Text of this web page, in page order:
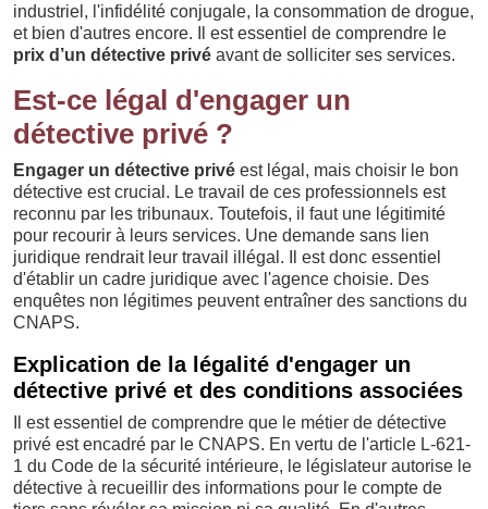
industriel, l'infidélité conjugale, la consommation de drogue,
et bien d'autres encore. Il est essentiel de comprendre le
prix d’un détective privé avant de solliciter ses services.
Est-ce légal d'engager un
détective privé ?
Engager un détective privé est légal, mais choisir le bon
détective est crucial. Le travail de ces professionnels est
reconnu par les tribunaux. Toutefois, il faut une légitimité
pour recourir à leurs services. Une demande sans lien
juridique rendrait leur travail illégal. Il est donc essentiel
d'établir un cadre juridique avec l'agence choisie. Des
enquêtes non légitimes peuvent entraîner des sanctions du
CNAPS.
Explication de la légalité d'engager un
détective privé et des conditions associées
Il est essentiel de comprendre que le métier de détective
privé est encadré par le CNAPS. En vertu de l'article L-621-
1 du Code de la sécurité intérieure, le législateur autorise le
détective à recueillir des informations pour le compte de